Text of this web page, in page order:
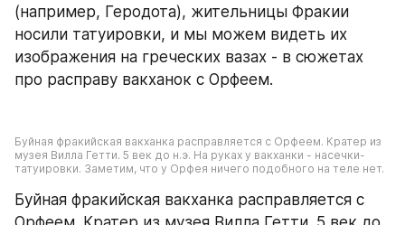
(например, Геродота), жительницы Фракии
носили татуировки, и мы можем видеть их
изображения на греческих вазах - в сюжетах
про расправу вакханок с Орфеем.
Буйная фракийская вакханка расправляется с Орфеем. Кратер из
музея Вилла Гетти. 5 век до н.э. На руках у вакханки - насечки-
татуировки. Заметим, что у Орфея ничего подобного на теле нет.
Буйная фракийская вакханка расправляется с